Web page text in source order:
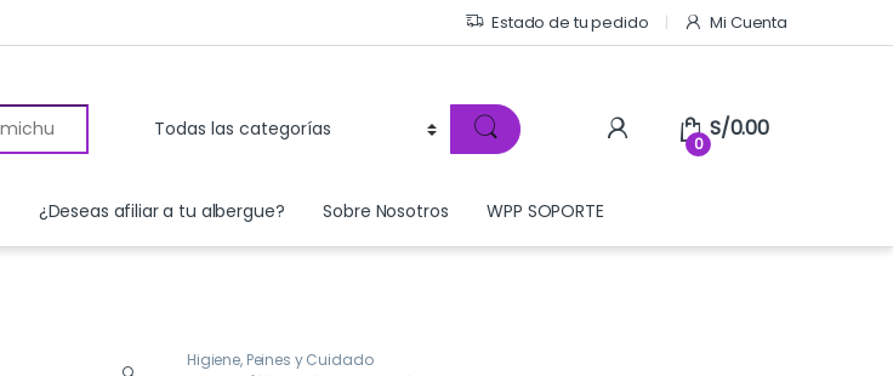
Estado de tu pedido Mi Cuenta
0
S/0.00
¿Deseas afiliar a tu albergue? Sobre Nosotros WPP SOPORTE
Higiene, Peines y Cuidado